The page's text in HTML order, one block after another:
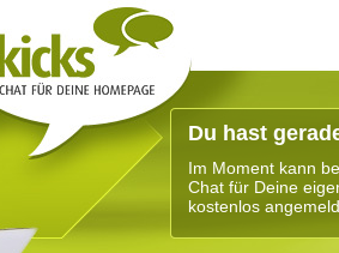
Du hast
Im Moment kann
Chat für Deine
kostenlos